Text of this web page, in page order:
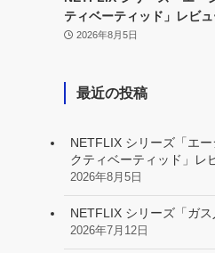
ティベーティッド」レビ
2026年8月5日
最近の投稿
NETFLIX シリーズ「エ
クティベーティッド」レ
2026年8月5日
NETFLIX シリーズ「ガ
2026年7月12日